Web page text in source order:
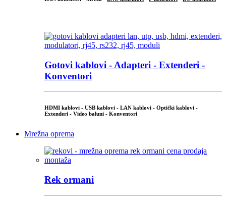
Gotovi kablovi - Adapteri - Extenderi -
Konventori
HDMI kablovi - USB kablovi - LAN kablovi - Optički kablovi -
Extenderi - Video baluni - Konventori
Mrežna oprema
Rek ormani